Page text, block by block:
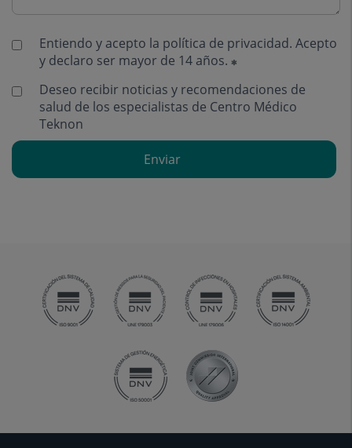
Entiendo y acepto la política de privacidad. Acepto
y declaro ser mayor de 14 años.
Deseo recibir noticias y recomendaciones de
salud de los especialistas de Centro Médico
Teknon
Enviar